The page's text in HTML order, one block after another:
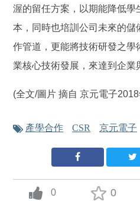
渥的留任方案，以期能降低學
本，同時也培訓公司未來的儲
作管道，更能將技術研發之學
業核心技術發展，來達到企業
(全文/圖片 摘自 京元電子
產學合作 CSR 京元電子
up vote
0 0